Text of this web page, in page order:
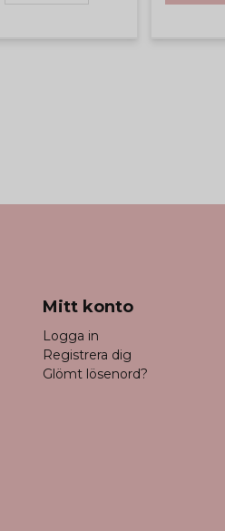
Mitt konto
Logga in
Registrera dig
Glömt lösenord?